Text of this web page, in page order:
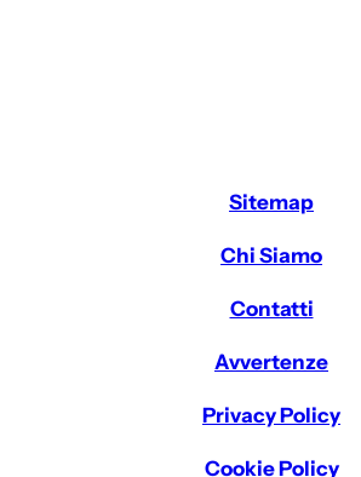
Sitemap
Chi Siamo
Contatti
Avvertenze
Privacy Policy
Cookie Policy